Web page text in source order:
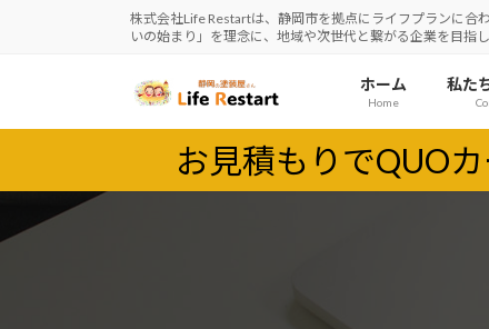
株式会社Life Restartは、静岡市を拠点にライフプランに合
いの始まり」を理念に、地域や次世代と繋がる企業を目指し
ホーム
Home
私た
お見積もりでQUO